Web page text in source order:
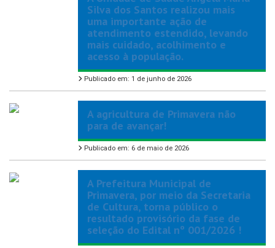
Silva dos Santos realizou mais
uma importante ação de
atendimento estendido, levando
mais cuidado, acolhimento e
acesso à população.
Publicado em: 1 de junho de 2026
A agricultura de Primavera não
para de avançar!
Publicado em: 6 de maio de 2026
A Prefeitura Municipal de
Primavera, por meio da Secretaria
de Cultura, torna público o
resultado provisório da fase de
seleção do Edital nº 001/2026 !